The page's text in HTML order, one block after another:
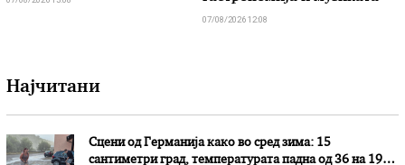
07/08/2026 12:08
Најчитани
Сцени од Германија како во сред зима: 15
сантиметри град, температурата падна од 36 на 19